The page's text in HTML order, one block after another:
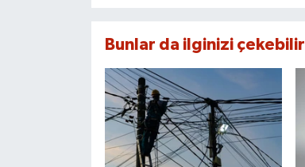
Bunlar da ilginizi çekebilir